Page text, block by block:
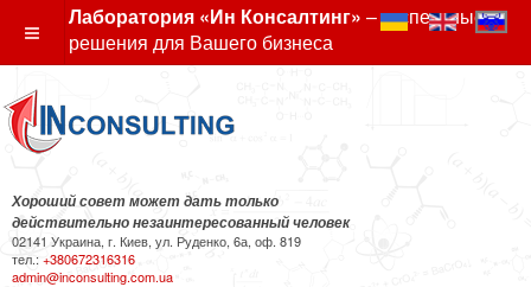
Лаборатория «Ин Консалтинг» – экспертные
решения для Вашего бизнеса
Хороший совет может дать только
действительно незаинтересованный человек
02141 Украина, г. Киев, ул. Руденко, 6а, оф. 819
тел.: +380672316316
admin@inconsulting.com.ua